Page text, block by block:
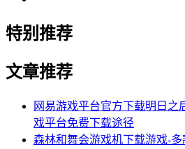
特别推荐
文章推荐
网易游戏平台官方下载明日之
戏平台免费下载途径
森林和舞会游戏机下载游戏-